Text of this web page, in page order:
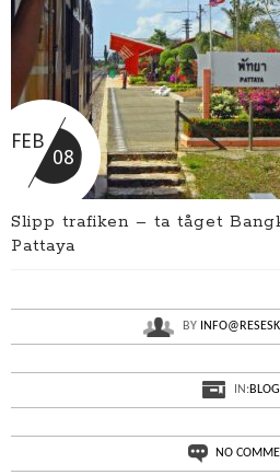
FEB
08
Slipp trafiken – ta tåget
Pattaya
BY
IN:
NO